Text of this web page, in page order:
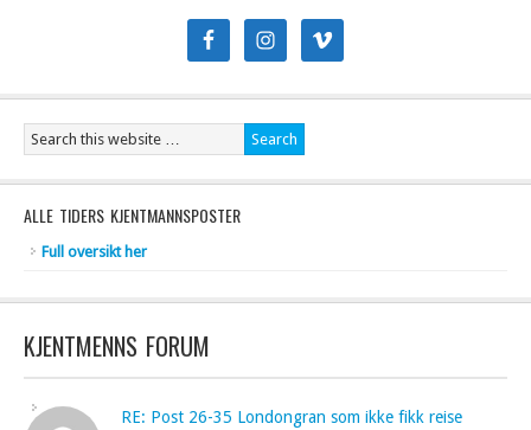
ALLE TIDERS KJENTMANNSPOSTER
Full oversikt her
KJENTMENNS FORUM
RE: Post 26-35 Londongran som ikke fikk reise